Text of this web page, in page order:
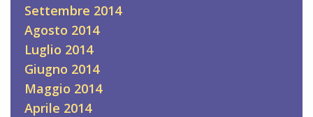
Settembre 2014
Agosto 2014
Luglio 2014
Giugno 2014
Maggio 2014
Aprile 2014